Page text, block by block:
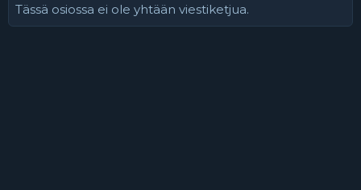
Tässä osiossa ei ole yhtään viestiketjua.